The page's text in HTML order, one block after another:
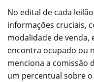
No edital de cada
informações cruciais,
modalidade de venda,
encontra ocupado ou
menciona a comissão
um percentual sobre